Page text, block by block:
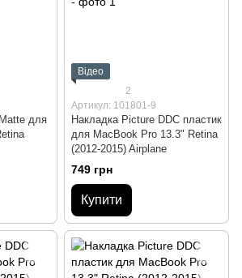
для
Відео
2
Артикул: 101801-9
Накладка Picture DDC пластик
для MacBook Pro 13.3" Retina
(2012-2015) Airplane
749 грн
Купити